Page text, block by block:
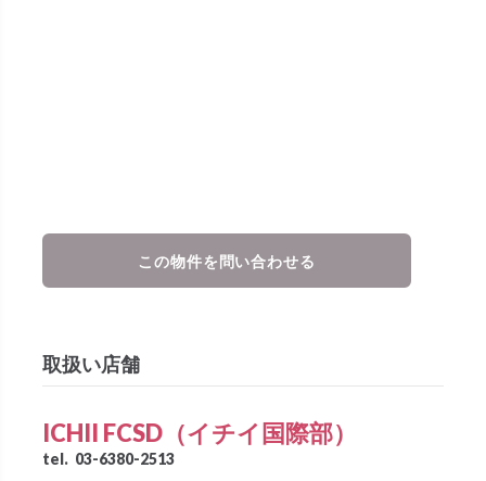
この物件を問い合わせる
取扱い店舗
ICHII FCSD（イチイ国際部）
tel. 03-6380-2513